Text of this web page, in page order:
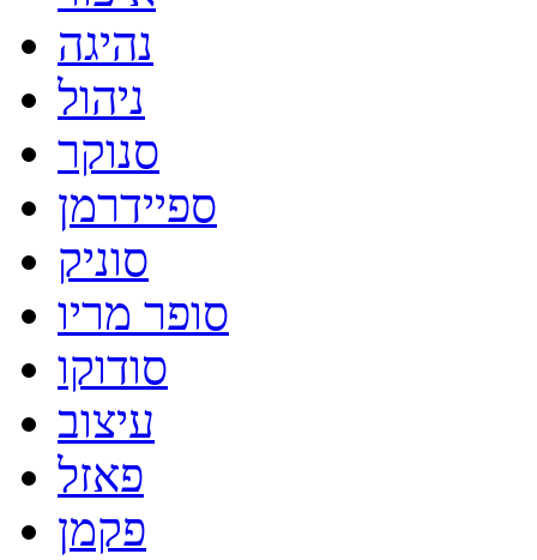
נהיגה
ניהול
סנוקר
ספיידרמן
סוניק
סופר מריו
סודוקו
עיצוב
פאזל
פקמן